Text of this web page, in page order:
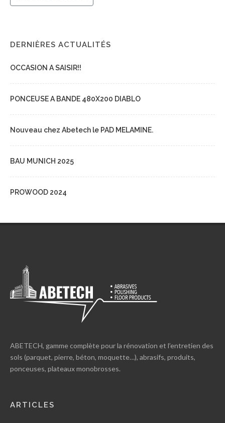
DERNIÈRES ACTUALITÉS
OCCASION A SAISIR!!
PONCEUSE A BANDE 480X200 DIABLO
Nouveau chez Abetech le PAD MELAMINE.
BAU MUNICH 2025
PROWOOD 2024
ABETECH, gamme complète pour la rénovation et l’entretien des
sols (parquet, pierre, béton, moquette…), abrasifs, produits,
ponceuses, plateaux monobrosses.
ARTICLES